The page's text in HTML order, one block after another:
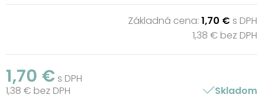
Základná cena: 1,70 € s DPH
1,38 € bez DPH
1,70 € s DPH
1,38 € bez DPH
Skladom